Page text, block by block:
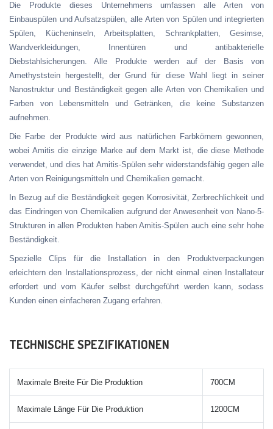
Die Produkte dieses Unternehmens umfassen alle Arten von
Einbauspülen und Aufsatzspülen, alle Arten von Spülen und integrierten
Spülen, Kücheninseln, Arbeitsplatten, Schrankplatten, Gesimse,
Wandverkleidungen, Innentüren und antibakterielle
Diebstahlsicherungen. Alle Produkte werden auf der Basis von
Amethyststein hergestellt, der Grund für diese Wahl liegt in seiner
Nanostruktur und Beständigkeit gegen alle Arten von Chemikalien und
Farben von Lebensmitteln und Getränken, die keine Substanzen
aufnehmen.
Die Farbe der Produkte wird aus natürlichen Farbkörnern gewonnen,
wobei Amitis die einzige Marke auf dem Markt ist, die diese Methode
verwendet, und dies hat Amitis-Spülen sehr widerstandsfähig gegen alle
Arten von Reinigungsmitteln und Chemikalien gemacht.
In Bezug auf die Beständigkeit gegen Korrosivität, Zerbrechlichkeit und
das Eindringen von Chemikalien aufgrund der Anwesenheit von Nano-5-
Strukturen in allen Produkten haben Amitis-Spülen auch eine sehr hohe
Beständigkeit.
Spezielle Clips für die Installation in den Produktverpackungen
erleichtern den Installationsprozess, der nicht einmal einen Installateur
erfordert und vom Käufer selbst durchgeführt werden kann, sodass
Kunden einen einfacheren Zugang erfahren.
TECHNISCHE SPEZIFIKATIONEN
Maximale Breite Für Die Produktion 700CM
Maximale Länge Für Die Produktion 1200CM